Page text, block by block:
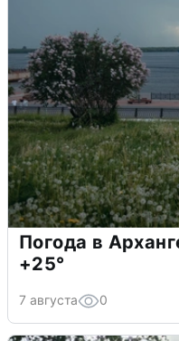
Погода в
+25°
7 августа 0